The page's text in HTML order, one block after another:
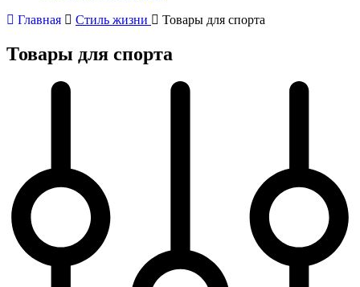
Главная
Стиль жизни Товары для спорта
Товары для спорта